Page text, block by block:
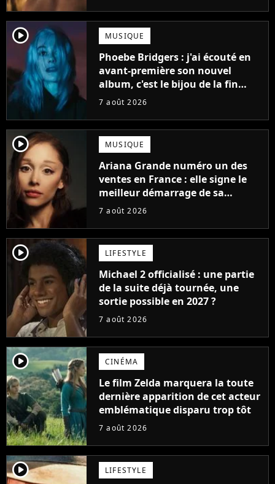
player2 MUSIQUE
Phoebe Bridgers : j'ai écouté en
avant-première son nouvel
album, c'est le bijou de la fin
d'été
7 août 2026
player2 MUSIQUE
Ariana Grande numéro un des
ventes en France : elle signe le
meilleur démarrage de sa
carrière avec son album Petal
7 août 2026
player2 LIFESTYLE
Michael 2 officialisé : une partie
de la suite déjà tournée, une
sortie possible en 2027 ?
7 août 2026
player2 CINÉMA
Le film Zelda marquera la toute
dernière apparition de cet acteur
emblématique disparu trop tôt
7 août 2026
player2 LIFESTYLE